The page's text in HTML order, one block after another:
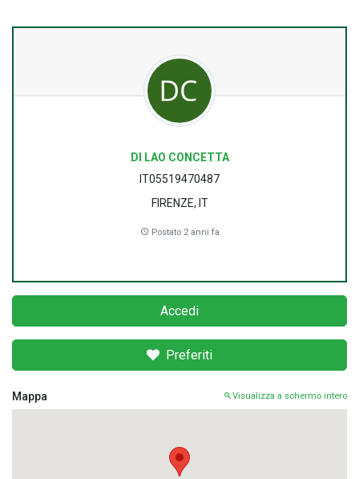
DI LAO CONCETTA
IT05519470487
FIRENZE, IT
Postato 2 anni fa
Accedi
Preferiti
Mappa Visualizza a schermo intero